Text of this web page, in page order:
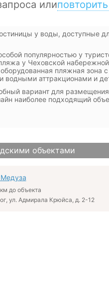
у воды, доступные
популярностью у
у Чеховской
пляжная зона с
аттракционами и
вариант для
наиболее подходящий
объектами
до объекта
ул. Адмирала Крюйса, д. 2-12